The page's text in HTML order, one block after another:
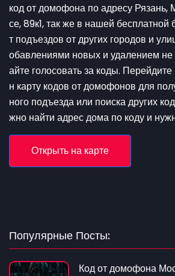
код от домофона по адресу
се, 89к1, так же в нашей бесплатной
т подъездов от других городов и
обавлениями новых и удалением
айте голосовать за коды.
н карту кодов от домофонов для
ного подъезда или поиска других
жно найти адрес дома по коду и
Открыть на карте
Популярные Посты:
Код от домофона